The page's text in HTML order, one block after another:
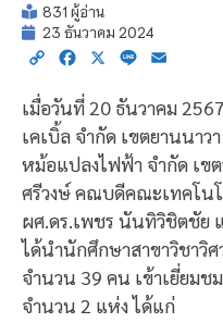
831 ผู้อ่าน
23 ธันวาคม 2024
Copy Facebook
X Line
เมื่อวันที่ 20 ธันวาคม
เคเบิ้ล จำกัด เขตยานนา
หม้อแปลงไฟฟ้า จำกัด เข
ศรีวงษ์ คณบดีคณะเทคโน
ผศ.ดร.เพชร นันทิวิชิตชัย
ได้นำนักศึกษาสาขาวิชาวิ
จำนวน 39 คน เข้าเยี่ยมช
จำนวน 2 แห่ง ได้แก่